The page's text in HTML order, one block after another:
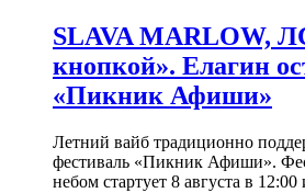
SLAVA MARLOW,
кнопкой». Елагин
«Пикник Афиши»
Летний вайб традиционно
фестиваль «Пикник Афиши».
небом стартует 8 августа в